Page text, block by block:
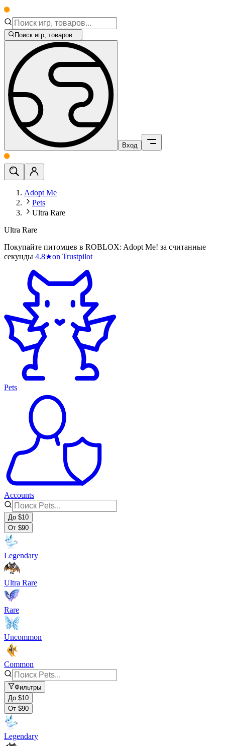
Поиск игр, товаров...
Вход
Adopt Me
Pets
Ultra Rare
Ultra Rare
Покупайте питомцев в ROBLOX: Adopt Me! за считанные
секунды 4.8★on Trustpilot
Pets
Accounts
До $10
От $90
Legendary
Ultra Rare
Rare
Uncommon
Common
Фильтры
До $10
От $90
Legendary